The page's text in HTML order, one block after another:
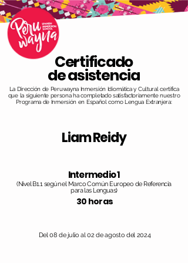
Certificado
de asistencia
La Dirección de Peruwayna Inmersión Idiomática y Cultural certifica
que la siguiente persona ha completado satisfactoriamente nuestro
Programa de Inmersión en Español como Lengua Extranjera:
Liam Reidy
Intermedio 1
(Nivel B1.1 según el Marco Común Europeo de Referencia
para las Lenguas)
30 horas
Del 08 de julio al 02 de agosto del 2024